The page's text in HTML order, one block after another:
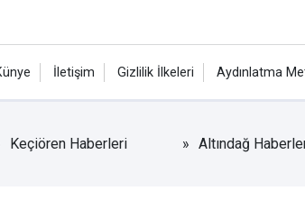
İletişim Gizlilik İlkeleri Aydınlatma
Keçiören Haberleri Altındağ